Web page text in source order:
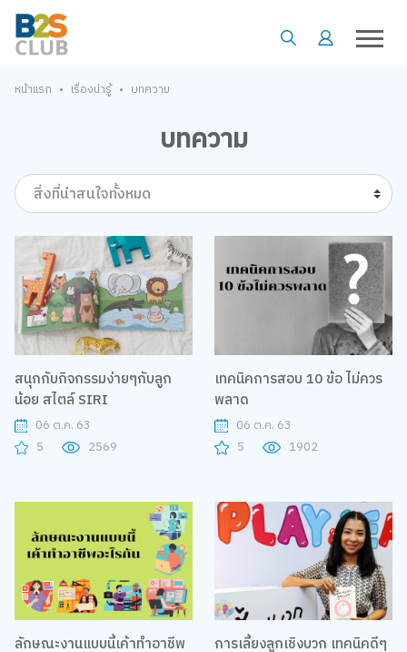
หน้าแรก • เรื่องน่ารู้ • บทความ
บทความ
สิ่งที่น่าสนใจทั้งหมด
สนุกกับกิจกรรมง่ายๆกับลูก
น้อย สไตล์ SIRI
06 ต.ค. 63
5
2569
เทคนิคการสอบ 10 ข้อ ไม่ควร
พลาด
06 ต.ค. 63
5
1902
ลักษณะงานแบบนี้เค้าทำอาชีพ
การเลี้ยงลูกเชิงบวก เทคนิคดีๆ